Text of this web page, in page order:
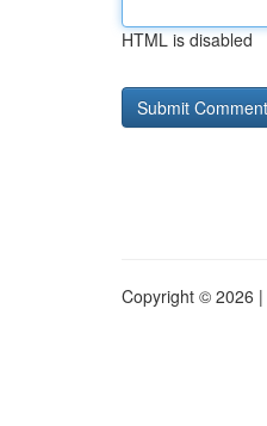
HTML is disabled
Copyright © 2026 |